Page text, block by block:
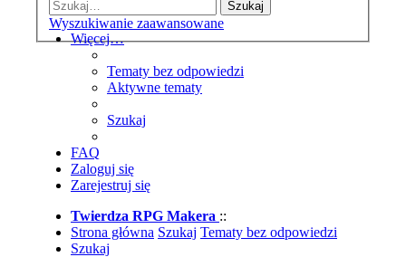
Szukaj
Wyszukiwanie zaawansowane
Więcej…
Tematy bez odpowiedzi
Aktywne tematy
Szukaj
FAQ
Zaloguj się
Zarejestruj się
Twierdza RPG Makera ::
Strona główna Szukaj Tematy bez odpowiedzi
Szukaj